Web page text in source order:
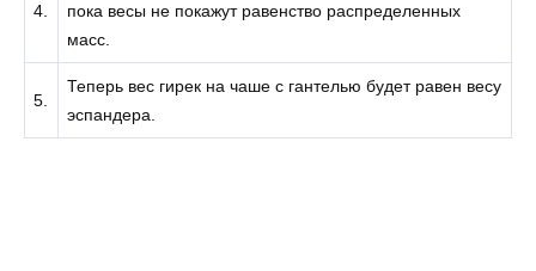
4.
пока весы не покажут равенство распределенных
масс.
5.
Теперь вес гирек на чаше с гантелью будет равен весу
эспандера.